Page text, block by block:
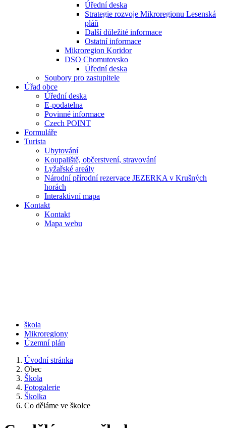
Úřední deska
Strategie rozvoje Mikroregionu Lesenská
pláň
Další důležité informace
Ostatní informace
Mikroregion Koridor
DSO Chomutovsko
Úřední deska
Soubory pro zastupitele
Úřad obce
Úřední deska
E-podatelna
Povinné informace
Czech POINT
Formuláře
Turista
Ubytování
Koupaliště, občerstvení, stravování
Lyžařské areály
Národní přírodní rezervace JEZERKA v Krušných
horách
Interaktivní mapa
Kontakt
Kontakt
Mapa webu
škola
Mikroregiony
Územní plán
Úvodní stránka
Obec
Škola
Fotogalerie
Školka
Co děláme ve školce